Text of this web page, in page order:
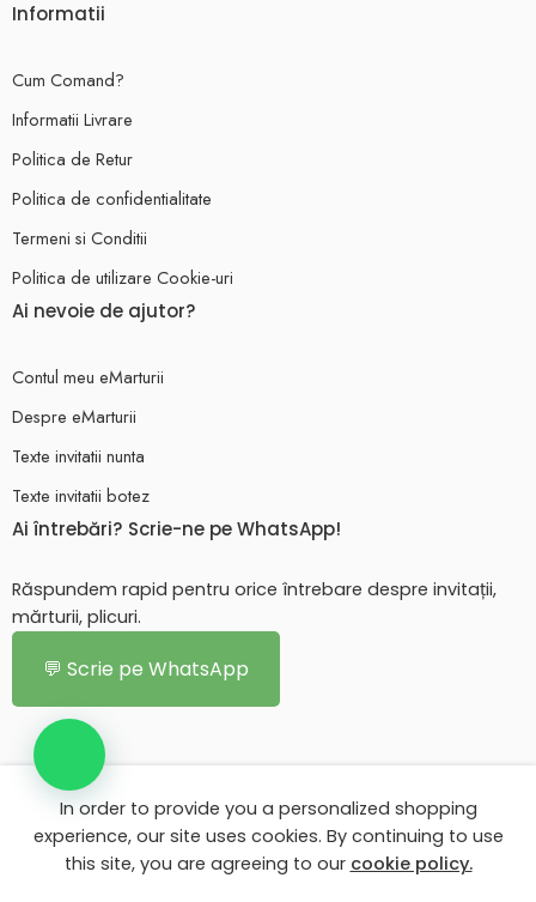
Informatii
Cum Comand?
Informatii Livrare
Politica de Retur
Politica de confidentialitate
Termeni si Conditii
Politica de utilizare Cookie-uri
Ai nevoie de ajutor?
Contul meu eMarturii
Despre eMarturii
Texte invitatii nunta
Texte invitatii botez
Ai întrebări? Scrie-ne pe WhatsApp!
Răspundem rapid pentru orice întrebare despre invitații,
mărturii, plicuri.
💬 Scrie pe WhatsApp
© 2026 - Toate drepturile rezervate. eMarturii.ro!
Contul meu eMarturii Despre eMarturii Texte invitatii nunta
In order to provide you a personalized shopping
experience, our site uses cookies. By continuing to use
this site, you are agreeing to our cookie policy.